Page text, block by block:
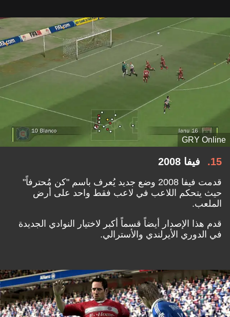
GRY Online
15 فيفا 2008
قدمت فيفا 2008 وضع جديد يُعرف باسم "كن مُحترفاً"
حيث يتحكم اللاعب في لاعب فقط واحد على أرض
الملعب.
قدم هذا الإصدار أيضاً قسماً أكبر لاختيار النوادي الجديدة
في الدوري الأيرلندي والأسترالي.